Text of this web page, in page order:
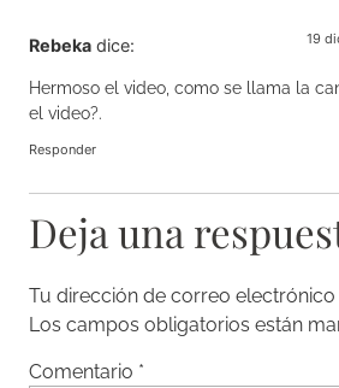
Rebeka dice: 19
Hermoso el video, como se llama la
el video?.
Responder
Deja una
Tu dirección de correo
Los campos obligatorios están
Comentario *